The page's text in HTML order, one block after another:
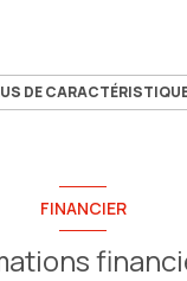
DE
FINANCIER